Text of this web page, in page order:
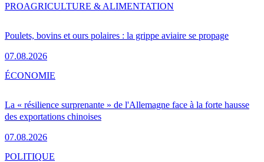
Poulets, bovins et ours polaires : la grippe aviaire se propage
07.08.2026
PROAGRICULTURE & ALIMENTATION
La « résilience surprenante » de l'Allemagne face à la forte hausse
des exportations chinoises
07.08.2026
ÉCONOMIE
POLITIQUE